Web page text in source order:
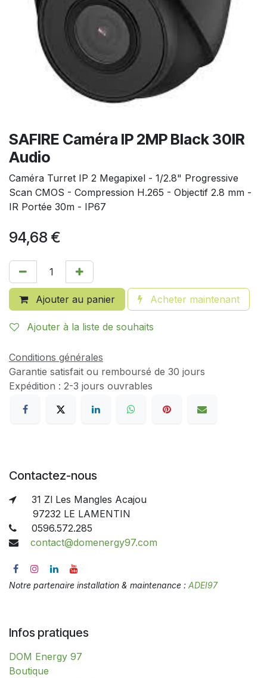
SAFIRE Caméra IP 2MP Black 30IR
Audio
Caméra Turret IP 2 Megapixel - 1/2.8" Progressive
Scan CMOS - Compression H.265 - Objectif 2.8 mm -
IR Portée 30m - IP67
94,68 €
Ajouter au panier Acheter maintenant
Ajouter à la liste de souhaits
Conditions générales
Garantie satisfait ou remboursé de 30 jours
Expédition : 2-3 jours ouvrables
Contactez-nous
31 Zl Les Mangles Acajou
97232 LE LAMENTIN
0596.572.285
contact@domenergy97.com
Notre partenaire installation & maintenance : ADEI97
Infos pratiques
DOM Energy 97
​​​​​​​​​​​​​​​​​​​​​​​​​​​​​​​​​​​​​​​​​​​​​​​​​​​​​​​​​​​​​​​​​​​​​​​B​o​ut​i​q​u​e​